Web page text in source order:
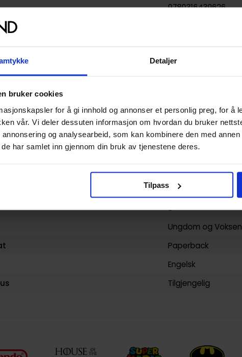
Detaljer
bruker cookies
for å gi innhold og annonser et personlig preg, for å
vår. Vi deler dessuten informasjon om hvordan du bruker
og analysearbeid, som kan kombinere den med
har samlet inn gjennom din bruk av tjenestene deres.
Tilpass
9780316439626
Paperback
ogRochelle Gancio
Science-Fictionog
164
Yen Press
18.07.2017
3
Ungdom og Voksen
Paperback
Engelsk
Tilgjengelig